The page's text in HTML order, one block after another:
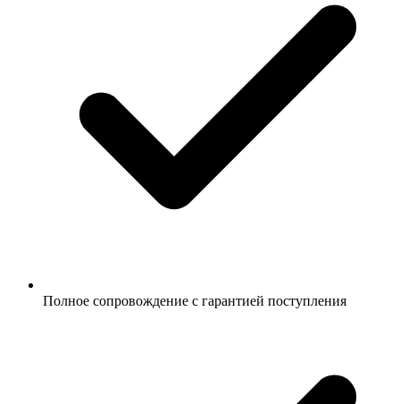
Полное сопровождение с гарантией поступления